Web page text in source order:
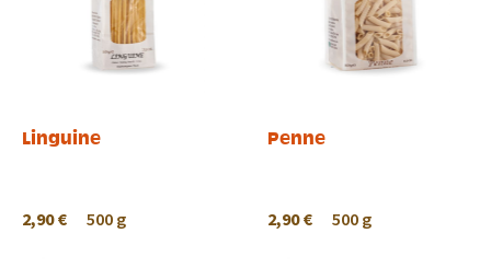
Linguine
2,90 € 500 g
Penne
2,90 € 500 g